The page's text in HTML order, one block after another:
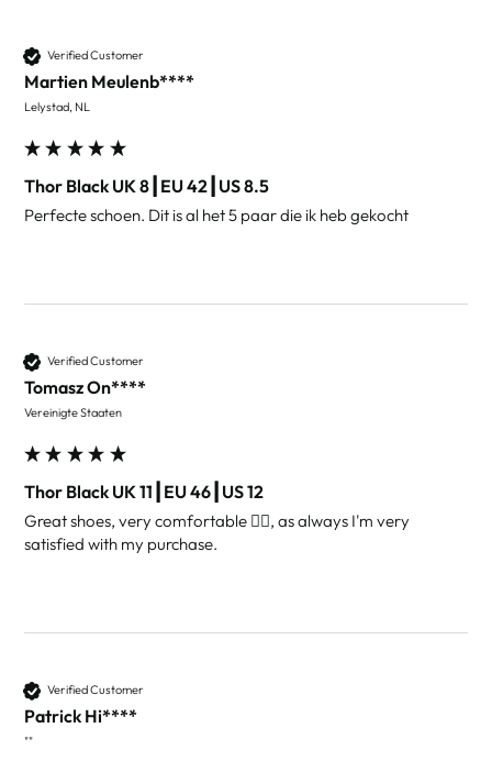
Verified Customer
Martien Meulenb****
Lelystad, NL
Thor Black UK 8┃EU 42┃US 8.5
Perfecte schoen. Dit is al het 5 paar die ik heb gekocht
Verified Customer
Tomasz On****
Vereinigte Staaten
Thor Black UK 11┃EU 46┃US 12
Great shoes, very comfortable 👌🏻, as always I'm very
satisfied with my purchase.
Verified Customer
Patrick Hi****
""